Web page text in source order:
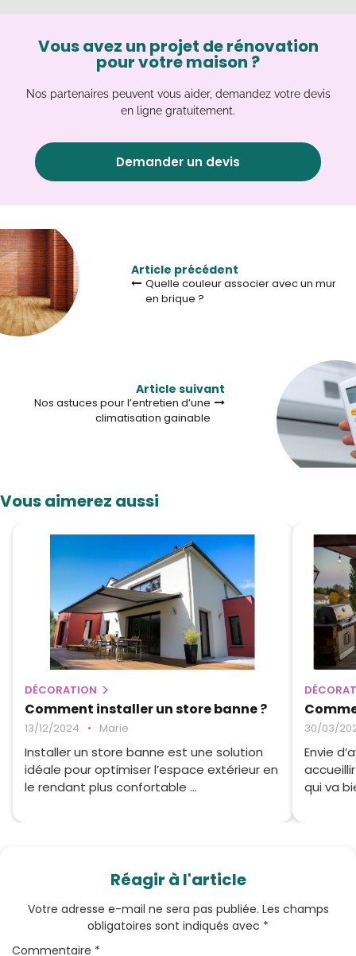
Vous avez un projet de rénovation
pour votre maison ?
Nos partenaires peuvent vous aider, demandez votre devis
en ligne gratuitement.
Demander un devis
Article précédent
Quelle couleur associer avec un mur
en brique ?
Article suivant
Nos astuces pour l’entretien d’une
climatisation gainable
Vous aimerez aussi
DÉCORATION
Comment installer un store banne ?
13/12/2024 • Marie
Installer un store banne est une solution
idéale pour optimiser l’espace extérieur en
le rendant plus confortable ...
30/03/
Envie
qui va
Réagir à l'article
Votre adresse e-mail ne sera pas publiée. Les champs
obligatoires sont indiqués avec *
Commentaire *